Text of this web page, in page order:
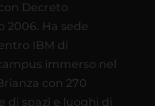
Decreto
2006. Ha sede
IBM di
immerso nel
con 270
di spazi e luoghi di